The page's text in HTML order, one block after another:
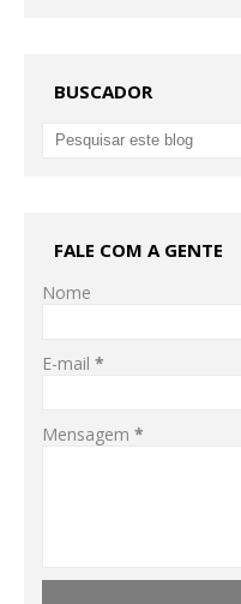
BUSCADOR
FALE COM A GENTE
Nome
E-mail *
Mensagem *